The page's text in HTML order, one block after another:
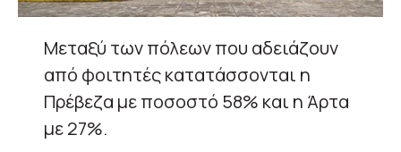
Μεταξύ των πόλεων που αδειάζουν
από φοιτητές κατατάσσονται η
Πρέβεζα με ποσοστό 58% και η Άρτα
με 27%.